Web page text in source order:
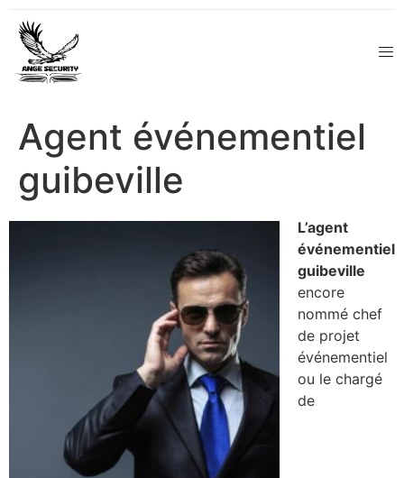
Agent événementiel
guibeville
L’agent
événementiel
guibeville
encore
nommé chef
de projet
événementiel
ou le chargé
de